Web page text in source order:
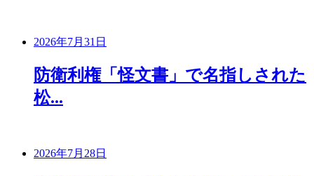
2026年7月31日
防衛利権「怪文書」で名指しされた
松...
2026年7月28日